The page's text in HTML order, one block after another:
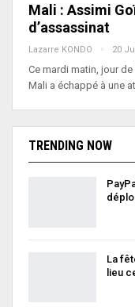
Mali : Assimi
d’assassinat
Lazarre KONDO 20
Ce mardi matin, jour
Mali a échappé à une
TRENDING NOW
La
lieu